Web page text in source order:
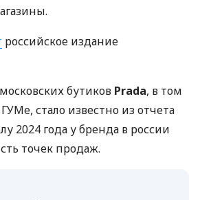
российское издание
бутиков Prada, в том
стало известно из отчета
2024 года у бренда в россии
точек продаж.